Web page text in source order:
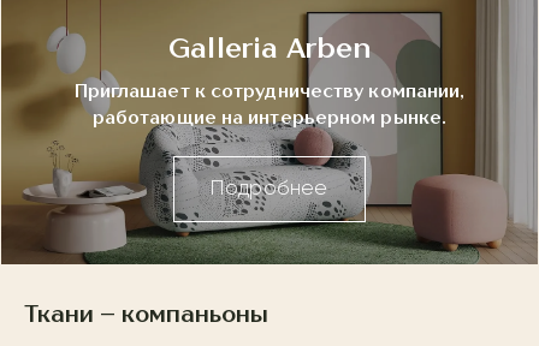
Galleria Arben
Приглашает к сотрудничеству компании,
работающие на интерьерном рынке.
Подробнее
Ткани – компаньоны